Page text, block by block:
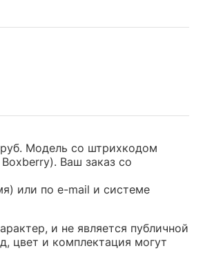
Модель со штрихкодом
Ваш заказ со
или по e-mail и системе
и не является публичной
цвет и комплектация могут